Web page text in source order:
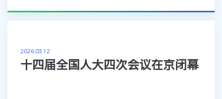
2026.03.12
十四届全国人大四次会议在京闭幕